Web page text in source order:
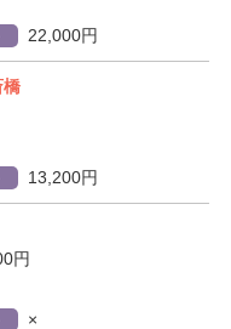
22,000円
橋
13,200円
円
×